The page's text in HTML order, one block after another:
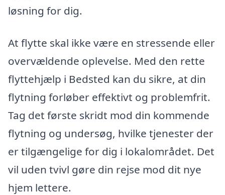
løsning for dig.
At flytte skal ikke være en stressende eller
overvældende oplevelse. Med den rette
flyttehjælp i Bedsted kan du sikre, at din
flytning forløber effektivt og problemfrit.
Tag det første skridt mod din kommende
flytning og undersøg, hvilke tjenester der
er tilgængelige for dig i lokalområdet. Det
vil uden tvivl gøre din rejse mod dit nye
hjem lettere.